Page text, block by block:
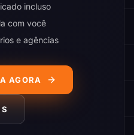
incluso
com você
e agências
AGORA